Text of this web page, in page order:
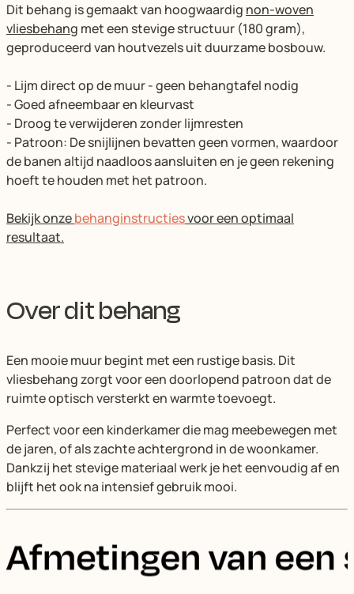
Dit behang is gemaakt van hoogwaardig non-woven
vliesbehang met een stevige structuur (180 gram),
geproduceerd van houtvezels uit duurzame bosbouw.
- Lijm direct op de muur - geen behangtafel nodig
- Goed afneembaar en kleurvast
- Droog te verwijderen zonder lijmresten
- Patroon: De snijlijnen bevatten geen vormen, waardoor
de banen altijd naadloos aansluiten en je geen rekening
hoeft te houden met het patroon.
Bekijk onzebehanginstructiesvoor een optimaal
resultaat.
Over dit behang
Een mooie muur begint met een rustige basis. Dit
vliesbehang zorgt voor een doorlopend patroon dat de
ruimte optisch versterkt en warmte toevoegt.
Perfect voor een kinderkamer die mag meebewegen met
de jaren, of als zachte achtergrond in de woonkamer.
Dankzij het stevige materiaal werk je het eenvoudig af en
blijft het ook na intensief gebruik mooi.